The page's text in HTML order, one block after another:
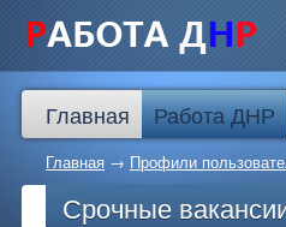
Главная Работа ДНР
Главная → Профили
Срочные